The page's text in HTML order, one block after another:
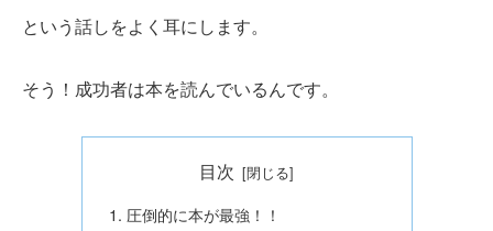
という話しをよく耳にします。
そう！成功者は本を読んでいるんです。
目次
圧倒的に本が最強！！